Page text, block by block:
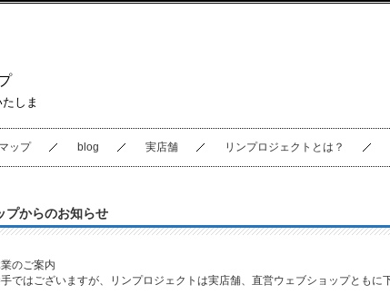
しま
ップ blog 実店舗 リンプロジェクトとは？
プからのお知らせ
のご案内
ではございますが、リンプロジェクトは実店舗、直営ウェブショップとも